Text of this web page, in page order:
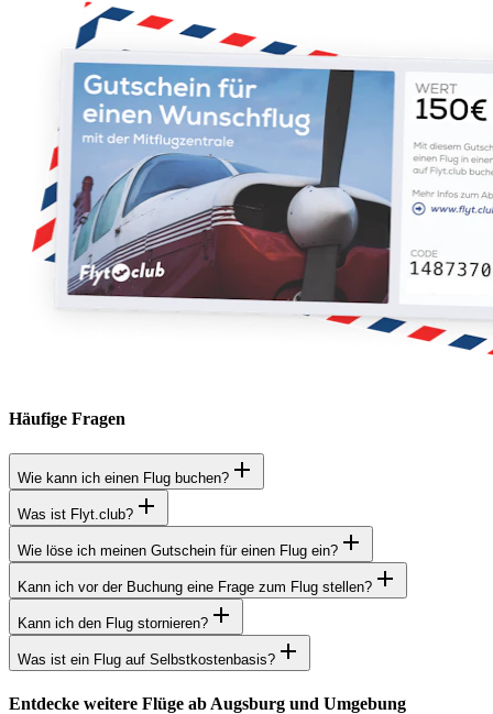
Häufige Fragen
Wie kann ich einen Flug buchen?
Was ist Flyt.club?
Wie löse ich meinen Gutschein für einen Flug ein?
Kann ich vor der Buchung eine Frage zum Flug stellen?
Kann ich den Flug stornieren?
Was ist ein Flug auf Selbstkostenbasis?
Entdecke weitere Flüge ab Augsburg und Umgebung